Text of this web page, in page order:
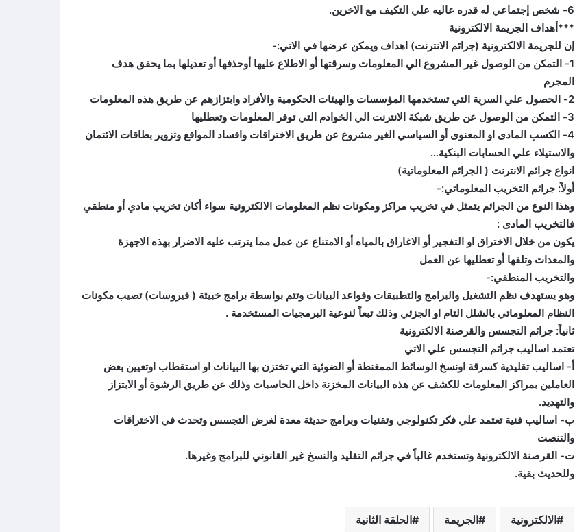
6- شخص إجتماعي له قدره عاليه علي التكيف مع الاخرين.
***أهداف الجريمة الالكترونية
إن للجريمة الالكترونية (جرائم الانترنت) اهداف ويمكن عرضها في الاتي:-
1- التمكن من الوصول غير المشروع الي المعلومات وسرقتها أو الاطلاع عليها أوحذفها أو تعديلها بما يحقق هدف
المجرم
2- الحصول علي السرية التي تستخدمها المؤسسات والهيئات الحكومية والأفراد وابتزازهم عن طريق هذه المعلومات
3- التمكن من الوصول عن طريق شبكة الانترنت الي الخوادم التي توفر المعلومات وتعطليها
4- الكسب المادى او المعنوى أو السياسي الغير مشروع عن طريق الاختراقات وافساد المواقع وتزوير بطاقات الائتمان
والاستيلاء علي الحسابات البنكية…
انواع جرائم الانترنت ( الجرائم المعلوماتية)
أولاً: جرائم التخريب المعلوماتي:-
وهذا النوع من الجرائم يتمثل في تخريب مراكز ومكونات نظم المعلومات الالكترونية سواء أكان تخريب مادي أو منطقي
فالتخريب المادى :
يكون من خلال الاختراق او التفجير أو الاغاراق بالمياه أو الامتناع عن عمل مما يترتب عليه الاضرار بهذه الاجهزة
والمعدات وتلفها أو تعطليها عن العمل
والتخريب المنطقي:-
وهو يستهدف نظم التشغيل والبرامج والتطبيقات وقواعد البيانات وتتم بواسطة برامج خبيثة ( فيروسات) تصيب مكونات
النظام المعلوماتي بالشلل التام او الجزئي وذلك تبعاً لنوعية البرمجيات المستخدمة .
ثانياً: جرائم التجسس والقرصنة الالكترونية
تعتمد اساليب جرائم التجسس علي الاتي
أ‌- اساليب تقليدية كسرقة اونسخ الوسائط الممغنطة أو الضوئية التي تختزن بها البيانات او استقطاب اوتعيين بعض
العاملين بمراكز المعلومات للكشف عن هذه البيانات المخزنة داخل الحاسبات وذلك عن طريق الرشوة أو الابتزاز
والتهديد.
ب‌- اساليب فنية تعتمد علي فكر تكنولوجي وتقنيات وبرامج حديثة معدة لغرض التجسس وتحدث في الاختراقات
والتنصت
ت‌- القرصنة الالكترونية وتستخدم غالباً في جرائم التقليد والنسخ غير القانوني للبرامج وغيرها.
وللحديث بقية.
الالكترونية الجريمة الحلقة الثانية